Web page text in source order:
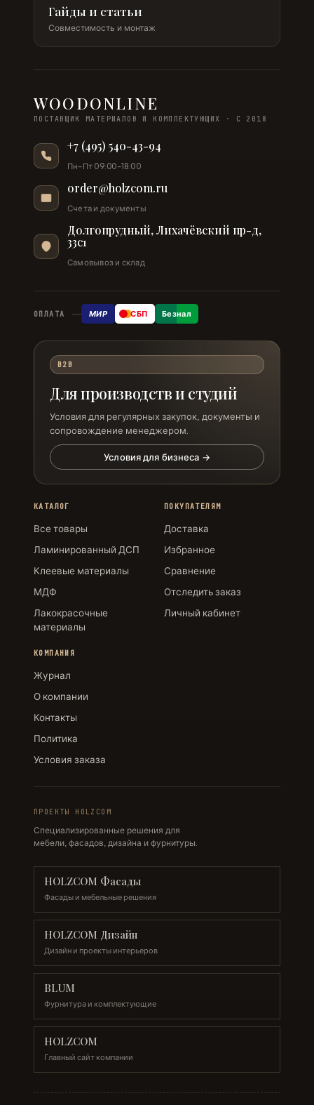
Гайды и статьи
Совместимость и монтаж
WOODONLINE
ПОСТАВЩИК МАТЕРИАЛОВ И КОМПЛЕКТУЮЩИХ · С 2018
+7 (495) 540-43-94
Пн–Пт 09:00–18:00
order@holzcom.ru
Счета и документы
Долгопрудный, Лихачёвский пр-д,
33с1
Самовывоз и склад
ОПЛАТА МИР СБП Безнал
B2B
Для производств и студий
Условия для регулярных закупок, документы и
сопровождение менеджером.
Условия для бизнеса →
КАТАЛОГ
Все товары
Ламинированный ДСП
Клеевые материалы
МДФ
Лакокрасочные
материалы
ПОКУПАТЕЛЯМ
Доставка
Избранное
Сравнение
Отследить заказ
Личный кабинет
КОМПАНИЯ
Журнал
О компании
Контакты
Политика
Условия заказа
ПРОЕКТЫ HOLZCOM
Специализированные решения для
мебели, фасадов, дизайна и фурнитуры.
HOLZCOM Фасады
Фасады и мебельные решения
HOLZCOM Дизайн
Дизайн и проекты интерьеров
BLUM
Фурнитура и комплектующие
HOLZCOM
Главный сайт компании